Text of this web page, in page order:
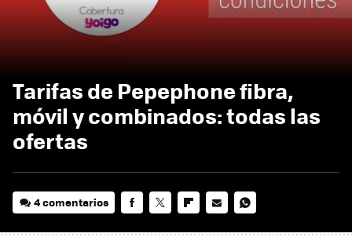
Tarifas de Pepephone fibra,
móvil y combinados: todas las
ofertas
4 comentarios